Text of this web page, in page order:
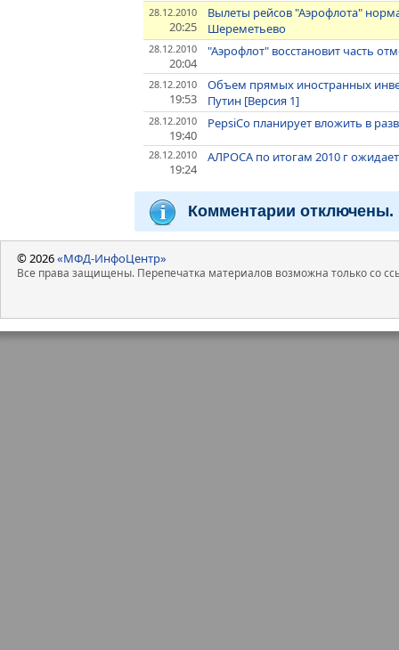
28.12.2010
20:25
Вылеты рейсов "Аэрофлота"
Шереметьево
28.12.2010
20:04
"Аэрофлот" восстановит часть
28.12.2010
19:53
Объем прямых иностранных
Путин [Версия 1]
28.12.2010
19:40
PepsiCo планирует вложить в
28.12.2010
19:24
АЛРОСА по итогам 2010 г
Комментарии отключены.
© 2026«МФД-ИнфоЦентр»
Все права защищены. Перепечатка материалов возможна только со